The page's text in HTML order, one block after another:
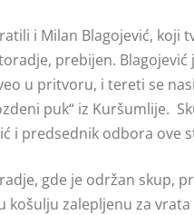
i Milan Blagojević, koji
prebijen.
u pritvoru, i tereti se
puk“ iz Kuršumlije.
i predsednik odbora ove
gde je održan skup,
zalepljenu za